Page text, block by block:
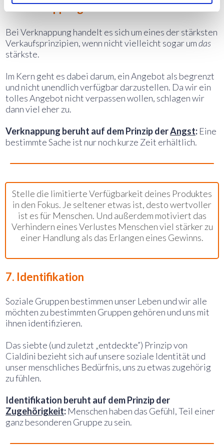
6. Verknappung
Bei Verknappung handelt es sich um eines der stärksten
Verkaufsprinzipien, wenn nicht vielleicht sogar umdas
stärkste.
Im Kern geht es dabei darum, ein Angebot als begrenzt
und nicht unendlich verfügbar darzustellen. Da wir ein
tolles Angebot nicht verpassen wollen, schlagen wir
dann viel eher zu.
Verknappung beruht auf dem Prinzip derAngst: Eine
bestimmte Sache ist nur noch kurze Zeit erhältlich.
Stelle die limitierte Verfügbarkeit deines Produktes
in den Fokus. Je seltener etwas ist, desto wertvoller
ist es für Menschen. Und außerdem motiviert das
Verhindern eines Verlustes Menschen viel stärker zu
einer Handlung als das Erlangen eines Gewinns.
7. Identifikation
Soziale Gruppen bestimmen unser Leben und wir alle
möchten zu bestimmten Gruppen gehören und uns mit
ihnen identifizieren.
Das siebte (und zuletzt „entdeckte”) Prinzip von
Cialdini bezieht sich auf unsere soziale Identität und
unser menschliches Bedürfnis, uns zu etwas zugehörig
zu fühlen.
Identifikation beruht auf dem Prinzip der
Zugehörigkeit: Menschen haben das Gefühl, Teil einer
ganz besonderen Gruppe zu sein.